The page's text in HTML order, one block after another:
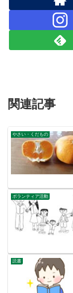
関連記事
やさい・くだもの
ボランティア活動
読書